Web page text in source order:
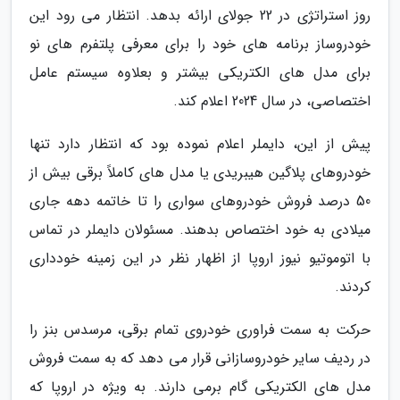
روز استراتژی در 22 جولای ارائه بدهد. انتظار می رود این
خودروساز برنامه های خود را برای معرفی پلتفرم های نو
برای مدل های الکتریکی بیشتر و بعلاوه سیستم عامل
اختصاصی، در سال 2024 اعلام کند.
پیش از این، دایملر اعلام نموده بود که انتظار دارد تنها
خودروهای پلاگین هیبریدی یا مدل های کاملاً برقی بیش از
50 درصد فروش خودروهای سواری را تا خاتمه دهه جاری
میلادی به خود اختصاص بدهند. مسئولان دایملر در تماس
با اتوموتیو نیوز اروپا از اظهار نظر در این زمینه خودداری
کردند.
حرکت به سمت فراوری خودروی تمام برقی، مرسدس بنز را
در ردیف سایر خودروسازانی قرار می دهد که به سمت فروش
مدل های الکتریکی گام برمی دارند. به ویژه در اروپا که